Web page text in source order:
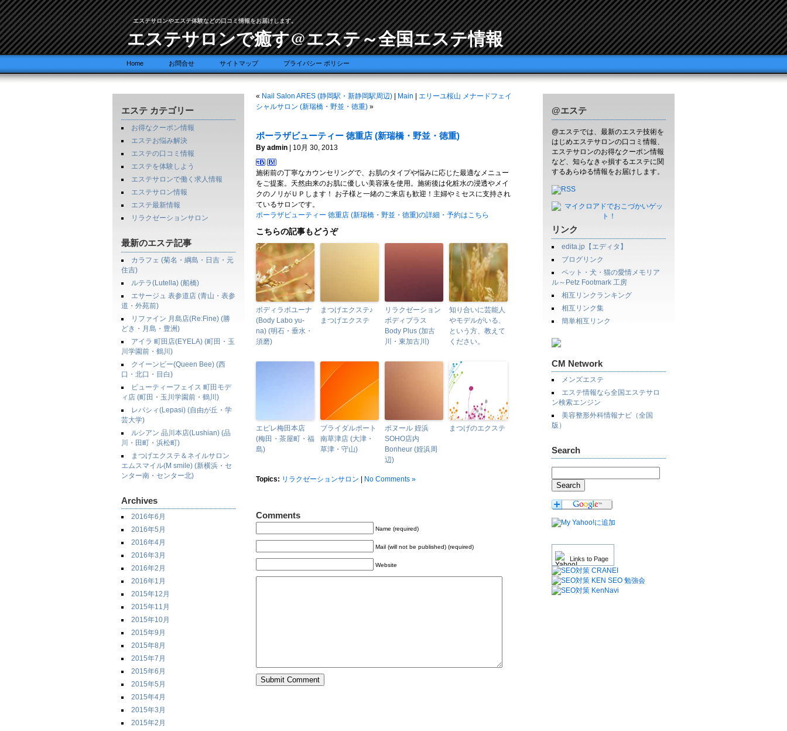
エステサロンやエステ体験などの口コミ情報をお届けします。
エステサロンで癒す@エステ～全国エステ情報
Home お問合せ サイトマップ プライバシー ポリシー
エステ カテゴリー
お得なクーポン情報
エステお悩み解決
エステの口コミ情報
エステを体験しよう
エステサロンで働く求人情報
エステサロン情報
エステ最新情報
リラクゼーションサロン
最新のエステ記事
カラフェ (菊名・綱島・日吉・元
住吉)
ルテラ(Lutella) (船橋)
エサージュ 表参道店 (青山・表参
道・外苑前)
リファイン 月島店(Re:Fine) (勝
どき・月島・豊洲)
アイラ 町田店(EYELA) (町田・玉
川学園前・鶴川)
クイーンビー(Queen Bee) (西
口・北口・目白)
ビューティーフェイス 町田モデ
ィ店 (町田・玉川学園前・鶴川)
レパシィ(Lepasi) (自由が丘・学
芸大学)
ルシアン 品川本店(Lushian) (品
川・田町・浜松町)
まつげエクステ＆ネイルサロン
エムスマイル(M smile) (新横浜・セ
ンター南・センター北)
Archives
2016年6月
2016年5月
2016年4月
2016年3月
2016年2月
2016年1月
2015年12月
2015年11月
2015年10月
2015年9月
2015年8月
2015年7月
2015年6月
2015年5月
2015年4月
2015年3月
2015年2月
@エステ
@エステでは、最新のエステ技術を
はじめエステサロンの口コミ情報、
エステサロンのお得なクーポン情報
など、知らなきゃ損するエステに関
するあらゆる情報をお届けします。
リンク
edita.jp【エディタ】
ブログリンク
ペット・犬・猫の愛情メモリア
ル～Petz Footmark 工房
相互リンクランキング
相互リンク集
簡単相互リンク
CM Network
メンズエステ
エステ情報なら全国エステサロ
ン検索エンジン
美容整形外科情報ナビ（全国
版）
Search
Links to Page
« Nail Salon ARES (静岡駅・新静岡駅周辺) Main
エリーユ桜山 メナードフェイ
シャルサロン (新瑞橋・野並・徳重) »
ポーラザビューティー 徳重店 (新瑞橋・野並・徳重)
By admin | 10月 30, 2013
施術前の丁寧なカウンセリングで、お肌のタイプや悩みに応じた最適なメニュー
をご提案。天然由来のお肌に優しい美容液を使用。施術後は化粧水の浸透やメイ
クのノリがＵＰします！ お子様と一緒のご来店も歓迎！主婦やミセスに支持され
ているサロンです。
ポーラザビューティー 徳重店 (新瑞橋・野並・徳重)の詳細・予約はこちら
こちらの記事もどうぞ
ボディラボユーナ
(Body Labo yu-
na) (明石・垂水・
須磨)
まつげエクステ♪
まつげエクステ
リラクゼーション
ボディプラス
Body Plus (加古
川・東加古川)
知り合いに芸能人
やモデルがいる、
という方、教えて
ください。
エピレ梅田本店
(梅田・茶屋町・福
島)
ブライダルポート
南草津店 (大津・
草津・守山)
ボヌール 姪浜
SOHO店内
Bonheur (姪浜周
辺)
まつげのエクステ
Topics: リラクゼーションサロン No Comments »
Comments
Name (required)
Mail (will not be published) (required)
Website